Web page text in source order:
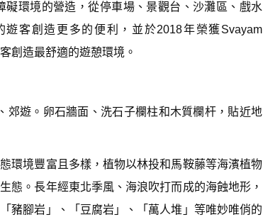
r
e
a
e
a
e
v
o
環境的營造，從停車場、景觀台、沙灘區、戲水
客創造更多的便利，並於2018年榮獲Svayam
創造最舒適的遊憩環境。
郊遊。卵石牆面、洗石子欄柱和木質欄杆，貼近地
環境豐富且多樣，植物以林投和馬鞍藤等海濱植物
態。長年經東北季風、海浪吹打而成的海蝕地形，
豬腳岩」、「豆腐岩」、「萬人堆」等唯妙唯俏的